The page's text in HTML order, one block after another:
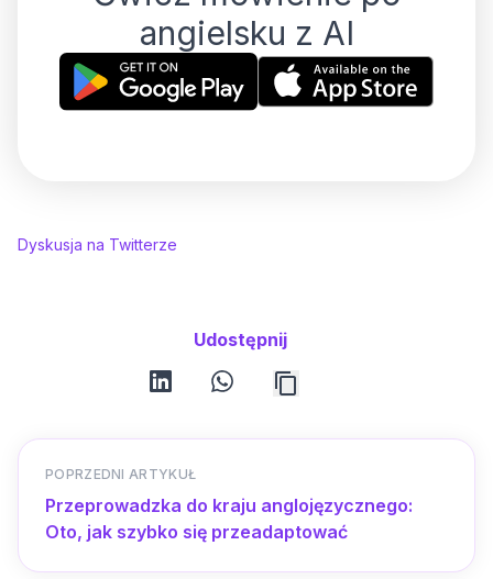
angielsku z AI
Dyskusja na Twitterze
Udostępnij
linkedin whatsapp
POPRZEDNI ARTYKUŁ
Przeprowadzka do kraju anglojęzycznego:
Oto, jak szybko się przeadaptować